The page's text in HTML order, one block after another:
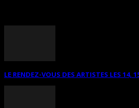
LE RENDEZ-VOUS DES ARTISTES LES 14,